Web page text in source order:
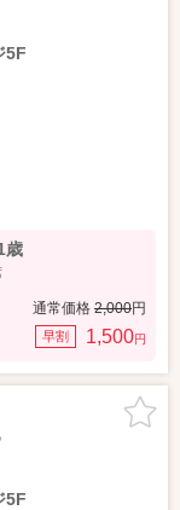
5F
歳
通常価格 2,000円
早割 1,500円
5F